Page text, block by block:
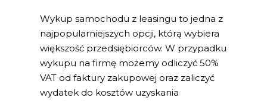
Wykup samochodu z leasingu to jedna z
najpopularniejszych opcji, którą wybiera
większość przedsiębiorców. W przypadku
wykupu na firmę możemy odliczyć 50%
VAT od faktury zakupowej oraz zaliczyć
wydatek do kosztów uzyskania